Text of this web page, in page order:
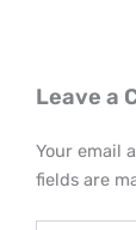
Leave a
Your email
fields are